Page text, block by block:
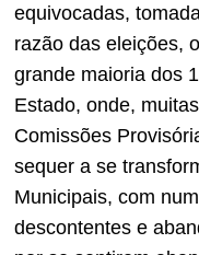
equivocadas,
razão das eleições,
grande maioria dos
Estado, onde,
Comissões
sequer a se
Municipais, com
descontentes e